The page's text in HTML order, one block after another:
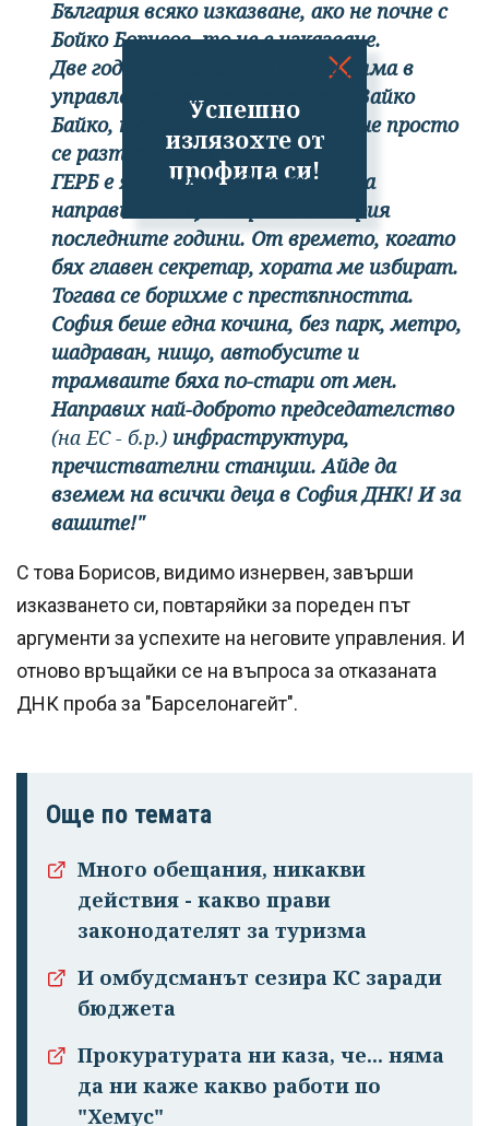
Успешно
излязохте от
профила си!
България всяко изказване, ако не почне с
Бойко Борисов, то не е изказване.
Две години и половина нас ни няма в
управлението. И отново този Зайко
Байко, той всява такъв страх, че просто
се разтрепервам.
ГЕРБ е яка, силна, единствената
направила нещо добро за България
последните години. От времето, когато
бях главен секретар, хората ме избират.
Тогава се борихме с престъпността.
София беше една кочина, без парк, метро,
шадраван, нищо, автобусите и
трамваите бяха по-стари от мен.
Направих най-доброто председателство
(на ЕС - б.р.) инфраструктура,
пречиствателни станции. Айде да
вземем на всички деца в София ДНК! И за
вашите!"
С това Борисов, видимо изнервен, завърши
изказването си, повтаряйки за пореден път
аргументи за успехите на неговите управления. И
отново връщайки се на въпроса за отказаната
ДНК проба за "Барселонагейт".
Още по темата
Много обещания, никакви
действия - какво прави
законодателят за туризма
И омбудсманът сезира КС заради
бюджета
Прокуратурата ни каза, че... няма
да ни каже какво работи по
"Хемус"